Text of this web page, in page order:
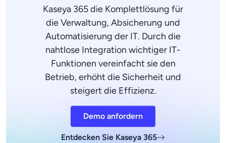
Kaseya 365 die Komplettlösung für
die Verwaltung, Absicherung und
Automatisierung der IT. Durch die
nahtlose Integration wichtiger IT-
Funktionen vereinfacht sie den
Betrieb, erhöht die Sicherheit und
steigert die Effizienz.
Demo anfordern
Entdecken Sie Kaseya 365